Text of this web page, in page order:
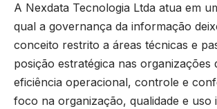
A Nexdata Tecnologia Ltda atua em
qual a governança da informação
conceito restrito a áreas técnicas e
posição estratégica nas organizações
eficiência operacional, controle e
foco na organização, qualidade e uso